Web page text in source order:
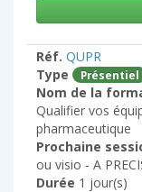
Réf. QUPR
Type
Présentiel
Nom de la
Qualifier vos
pharmaceutique
Prochaine
ou visio - A
Durée 1 jour(s)